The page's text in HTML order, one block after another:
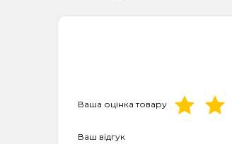
Ваша оцінка товару
Ваш відгук